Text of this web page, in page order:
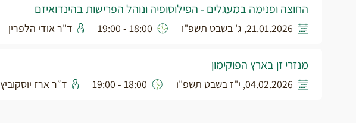
החוצה ופנימה במעגלים - הפילוסופיה ונוהל הפרישות בהינדואיזם
21.01.2026, ג' בשבט תשפ"ו 18:00 - 19:00 ד"ר אודי הלפרין
מנזרי זן בארץ הפוקימון
04.02.2026, י"ז בשבט תשפ"ו 18:00 - 19:00 ד״ר ארז יוסקוביץ